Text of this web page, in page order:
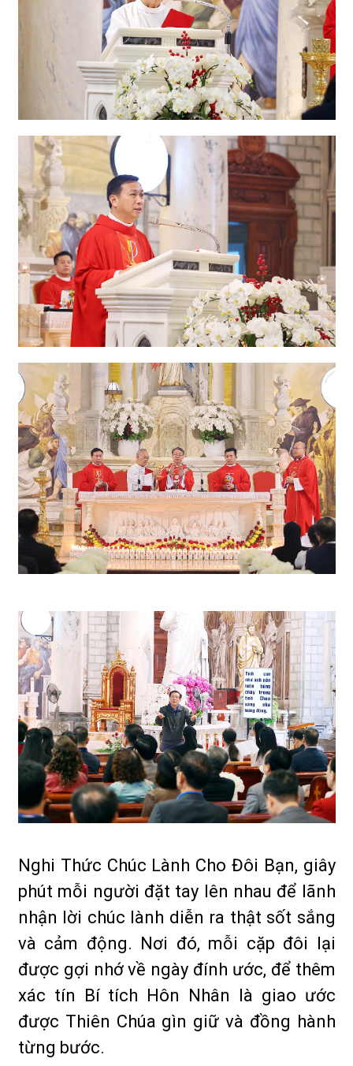
Nghi Thức Chúc Lành Cho Đôi Bạn, giây
phút mỗi người đặt tay lên nhau để lãnh
nhận lời chúc lành diễn ra thật sốt sắng
và cảm động. Nơi đó, mỗi cặp đôi lại
được gợi nhớ về ngày đính ước, để thêm
xác tín Bí tích Hôn Nhân là giao ước
được Thiên Chúa gìn giữ và đồng hành
từng bước.